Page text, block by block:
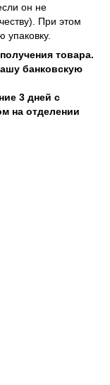
он не
При этом
товара.
банковскую
3 дней с
на отделении